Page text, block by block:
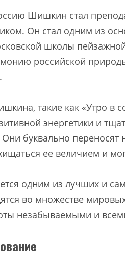
Шишкин стал
Он стал одним из
школы
российской
такие как «Утро в
энергетики и
буквально переносят
ее величием и
одним из лучших и
во множестве
незабываемыми и